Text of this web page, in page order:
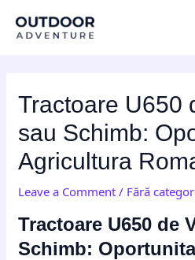
Tractoare U650
sau Schimb:
Agricultura
Leave a Comment / Fără
Tractoare U650 de
Schimb:
navigation